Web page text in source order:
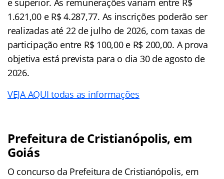
e superior. As remunerações variam entre R$
1.621,00 e R$ 4.287,77. As inscrições poderão ser
realizadas até 22 de julho de 2026, com taxas de
participação entre R$ 100,00 e R$ 200,00. A prova
objetiva está prevista para o dia 30 de agosto de
2026.
VEJA AQUI todas as informações
Prefeitura de Cristianópolis, em
Goiás
O concurso da Prefeitura de Cristianópolis, em